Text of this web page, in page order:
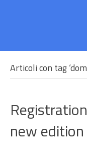
Articoli con tag
new